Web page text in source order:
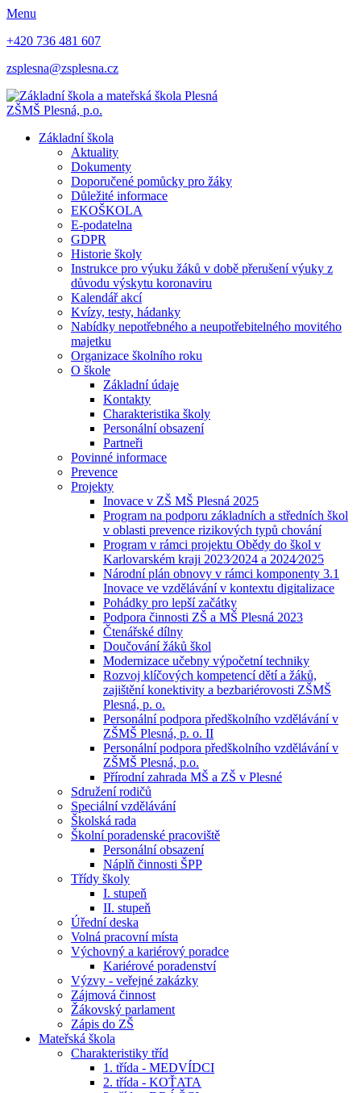
Menu
+420 736 481 607
zsplesna@zsplesna.cz
ZŠMŠ Plesná, p.o.
Základní škola
Aktuality
Dokumenty
Doporučené pomůcky pro žáky
Důležité informace
EKOŠKOLA
E-podatelna
GDPR
Historie školy
Instrukce pro výuku žáků v době přerušení výuky z
důvodu výskytu koronaviru
Kalendář akcí
Kvízy, testy, hádanky
Nabídky nepotřebného a neupotřebitelného movitého
majetku
Organizace školního roku
O škole
Základní údaje
Kontakty
Charakteristika školy
Personální obsazení
Partneři
Povinné informace
Prevence
Projekty
Inovace v ZŠ MŠ Plesná 2025
Program na podporu základních a středních škol
v oblasti prevence rizikových typů chování
Program v rámci projektu Obědy do škol v
Karlovarském kraji 2023⁄2024 a 2024⁄2025
Národní plán obnovy v rámci komponenty 3.1
Inovace ve vzdělávání v kontextu digitalizace
Pohádky pro lepší začátky
Podpora činnosti ZŠ a MŠ Plesná 2023
Čtenářské dílny
Doučování žáků škol
Modernizace učebny výpočetní techniky
Rozvoj klíčových kompetencí dětí a žáků,
zajištění konektivity a bezbariérovosti ZŠMŠ
Plesná, p. o.
Personální podpora předškolního vzdělávání v
ZŠMŠ Plesná, p. o. II
Personální podpora předškolního vzdělávání v
ZŠMŠ Plesná, p.o.
Přírodní zahrada MŠ a ZŠ v Plesné
Sdružení rodičů
Speciální vzdělávání
Školská rada
Školní poradenské pracoviště
Personální obsazení
Náplň činnosti ŠPP
Třídy školy
I. stupeň
II. stupeň
Úřední deska
Volná pracovní místa
Výchovný a kariérový poradce
Kariérové poradenství
Výzvy - veřejné zakázky
Zájmová činnost
Žákovský parlament
Zápis do ZŠ
Mateřská škola
Charakteristiky tříd
1. třída - MEDVÍDCI
2. třída - KOŤATA